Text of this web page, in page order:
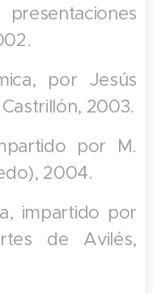
por Jesús
2003.
por M.
2004.
impartido por
de Avilés,